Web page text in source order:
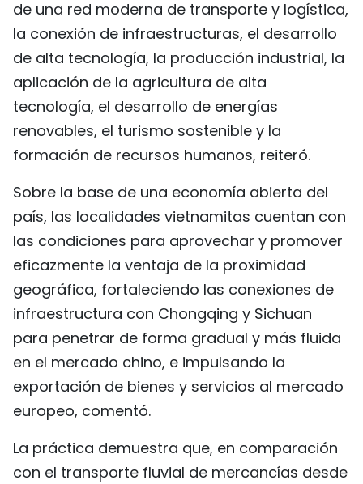
de una red moderna de transporte y logística,
la conexión de infraestructuras, el desarrollo
de alta tecnología, la producción industrial, la
aplicación de la agricultura de alta
tecnología, el desarrollo de energías
renovables, el turismo sostenible y la
formación de recursos humanos, reiteró.
Sobre la base de una economía abierta del
país, las localidades vietnamitas cuentan con
las condiciones para aprovechar y promover
eficazmente la ventaja de la proximidad
geográfica, fortaleciendo las conexiones de
infraestructura con Chongqing y Sichuan
para penetrar de forma gradual y más fluida
en el mercado chino, e impulsando la
exportación de bienes y servicios al mercado
europeo, comentó.
La práctica demuestra que, en comparación
con el transporte fluvial de mercancías desde